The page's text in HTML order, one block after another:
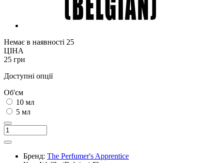
Немає в наявності 25
ЦІНА
25 грн
Доступні опції
Об'єм
10 мл
5 мл
Бренд: The Perfumer's Apprentice